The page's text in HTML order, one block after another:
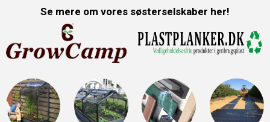
Se mere om vores søsterselskaber her!